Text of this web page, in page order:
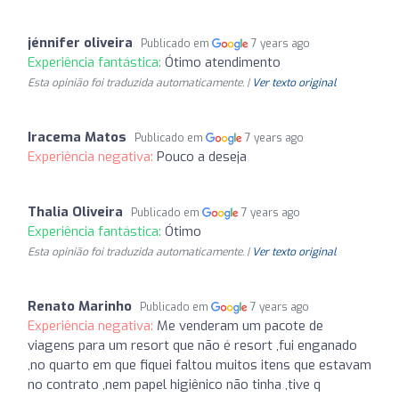
jénnifer oliveira Publicado em 7 years ago
Experiência fantástica: Ótimo atendimento
Esta opinião foi traduzida automaticamente. | Ver texto original
Iracema Matos Publicado em 7 years ago
Experiência negativa: Pouco a deseja
Thalia Oliveira Publicado em 7 years ago
Experiência fantástica: Ótimo
Esta opinião foi traduzida automaticamente. | Ver texto original
Renato Marinho Publicado em 7 years ago
Experiência negativa: Me venderam um pacote de
viagens para um resort que não é resort ,fui enganado
,no quarto em que fiquei faltou muitos itens que estavam
no contrato ,nem papel higiênico não tinha ,tive q